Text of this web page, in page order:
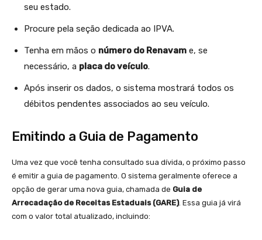
seu estado.
Procure pela seção dedicada ao IPVA.
Tenha em mãos o número do Renavam e, se
necessário, a placa do veículo.
Após inserir os dados, o sistema mostrará todos os
débitos pendentes associados ao seu veículo.
Emitindo a Guia de Pagamento
Uma vez que você tenha consultado sua dívida, o próximo passo
é emitir a guia de pagamento. O sistema geralmente oferece a
opção de gerar uma nova guia, chamada de Guia de
Arrecadação de Receitas Estaduais (GARE). Essa guia já virá
com o valor total atualizado, incluindo: